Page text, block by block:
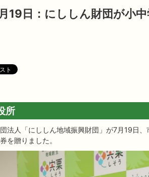
19日：にししん財団が小
所
法人「にししん地域振興財団」が7月19日
を贈りました。